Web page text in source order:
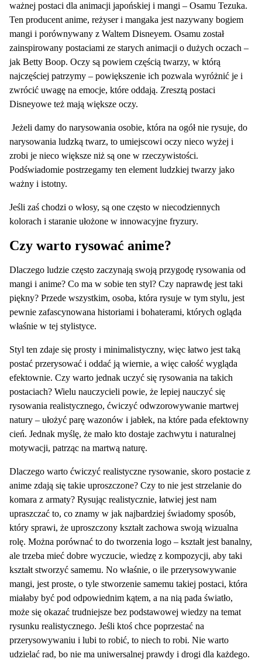
ważnej postaci dla animacji japońskiej i mangi – Osamu Tezuka.
Ten producent anime, reżyser i mangaka jest nazywany bogiem
mangi i porównywany z Waltem Disneyem. Osamu został
zainspirowany postaciami ze starych animacji o dużych oczach –
jak Betty Boop. Oczy są powiem częścią twarzy, w którą
najczęściej patrzymy – powiększenie ich pozwala wyróżnić je i
zwrócić uwagę na emocje, które oddają. Zresztą postaci
Disneyowe też mają większe oczy.
Jeżeli damy do narysowania osobie, która na ogół nie rysuje, do
narysowania ludzką twarz, to umiejscowi oczy nieco wyżej i
zrobi je nieco większe niż są one w rzeczywistości.
Podświadomie postrzegamy ten element ludzkiej twarzy jako
ważny i istotny.
Jeśli zaś chodzi o włosy, są one często w niecodziennych
kolorach i staranie ułożone w innowacyjne fryzury.
Czy warto rysować anime?
Dlaczego ludzie często zaczynają swoją przygodę rysowania od
mangi i anime? Co ma w sobie ten styl? Czy naprawdę jest taki
piękny? Przede wszystkim, osoba, która rysuje w tym stylu, jest
pewnie zafascynowana historiami i bohaterami, których ogląda
właśnie w tej stylistyce.
Styl ten zdaje się prosty i minimalistyczny, więc łatwo jest taką
postać przerysować i oddać ją wiernie, a więc całość wygląda
efektownie. Czy warto jednak uczyć się rysowania na takich
postaciach? Wielu nauczycieli powie, że lepiej nauczyć się
rysowania realistycznego, ćwiczyć odwzorowywanie martwej
natury – ułożyć parę wazonów i jabłek, na które pada efektowny
cień. Jednak myślę, że mało kto dostaje zachwytu i naturalnej
motywacji, patrząc na martwą naturę.
Dlaczego warto ćwiczyć realistyczne rysowanie, skoro postacie z
anime zdają się takie uproszczone? Czy to nie jest strzelanie do
komara z armaty? Rysując realistycznie, łatwiej jest nam
upraszczać to, co znamy w jak najbardziej świadomy sposób,
który sprawi, że uproszczony kształt zachowa swoją wizualna
rolę. Można porównać to do tworzenia logo – kształt jest banalny,
ale trzeba mieć dobre wyczucie, wiedzę z kompozycji, aby taki
kształt stworzyć samemu. No właśnie, o ile przerysowywanie
mangi, jest proste, o tyle stworzenie samemu takiej postaci, która
miałaby być pod odpowiednim kątem, a na nią pada światło,
może się okazać trudniejsze bez podstawowej wiedzy na temat
rysunku realistycznego. Jeśli ktoś chce poprzestać na
przerysowywaniu i lubi to robić, to niech to robi. Nie warto
udzielać rad, bo nie ma uniwersalnej prawdy i drogi dla każdego.